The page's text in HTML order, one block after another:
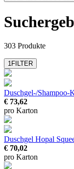
Dadaumpa
Futura
mehr anzeigen
303 Produkte
1FILTER
Duschgel-/Shampoo-
€ 73,62
pro Karton
Duschgel Hopal
€ 70,02
pro Karton